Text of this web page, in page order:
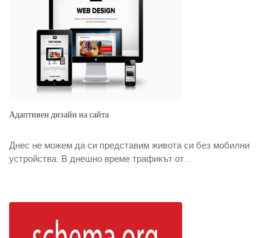
Адаптивен дизайн на сайта
Днес не можем да си представим живота си без мобилни
устройства. В днешно време трафикът от...